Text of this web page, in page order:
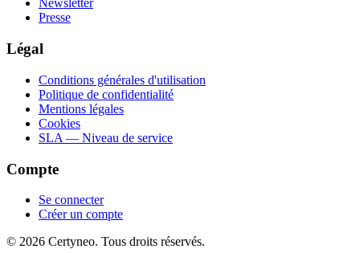
Newsletter
Presse
Légal
Conditions générales d'utilisation
Politique de confidentialité
Mentions légales
Cookies
SLA — Niveau de service
Compte
Se connecter
Créer un compte
© 2026 Certyneo. Tous droits réservés.